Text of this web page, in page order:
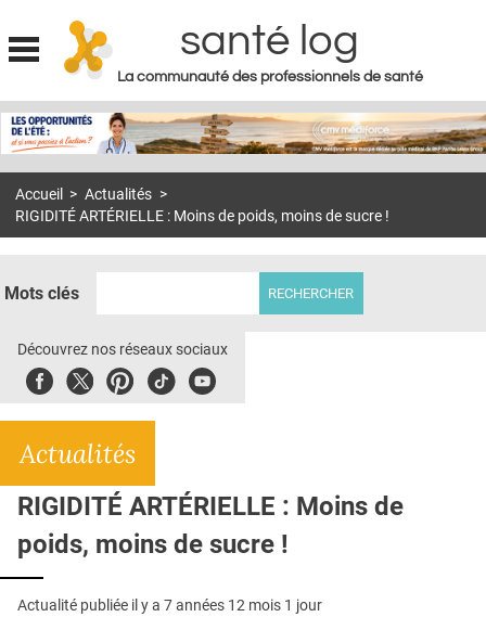
Jump to navigation
santé log
La communauté des professionnels de santé
MON COMPTE
S'ABONNER À LA REVUE SOIN À DOMICILE
DOSSIERS
E-REVUE SAD
L'APP
QUI SOMMES-NOUS ?
PUBLICITÉ
CONDITIONS GÉNÉRALES
Accueil > Actualités >
RIGIDITÉ ARTÉRIELLE : Moins de poids, moins de sucre !
Mots clés
Découvrez nos réseaux sociaux
FacebookTwitterPinterest
TiktokYoubute
Actualités
RIGIDITÉ ARTÉRIELLE : Moins de
poids, moins de sucre !
Actualité publiée il y a 7 années 12 mois 1 jour